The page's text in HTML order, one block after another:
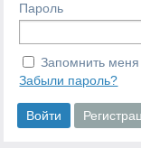
Пароль
Запомнить меня
Забыли пароль?